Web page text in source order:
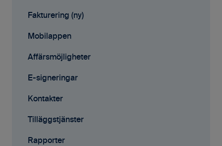
Affärsmöjligheter
Rapporter
Samarbete
Mobilappen
Fakturering (ny)
Mobilappen
Affärsmöjligheter
E-signeringar
Kontakter
Tilläggstjänster
Rapporter